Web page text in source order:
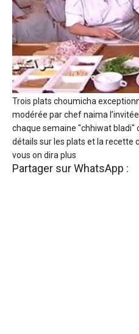
Trois plats choumicha
modérée par chef naima
chaque semaine "chhiwat bladi"
détails sur les plats et la recette
vous on dira plus
Partager sur WhatsApp :